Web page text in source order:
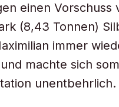
einen Vorschuss
(8,43 Tonnen)
immer
machte sich
unentbehrlich.